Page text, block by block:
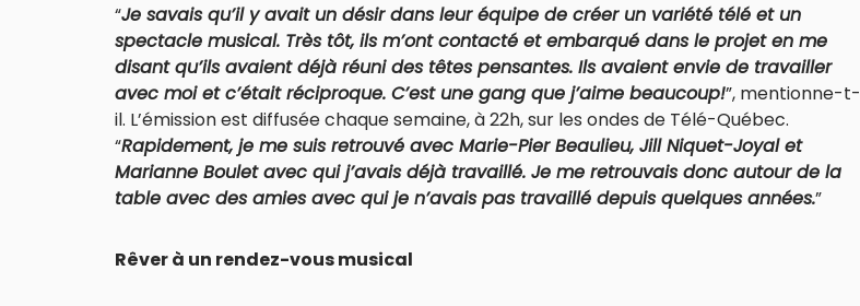
“Je savais qu’il y avait un désir dans leur équipe de créer un variété télé et un
spectacle musical. Très tôt, ils m’ont contacté et embarqué dans le projet en me
disant qu’ils avaient déjà réuni des têtes pensantes. Ils avaient envie de travailler
avec moi et c’était réciproque. C’est une gang que j’aime beaucoup!”, mentionne-t-
il. L’émission est diffusée chaque semaine, à 22h, sur les ondes de Télé-Québec.
“Rapidement, je me suis retrouvé avec Marie-Pier Beaulieu, Jill Niquet-Joyal et
Marianne Boulet avec qui j’avais déjà travaillé. Je me retrouvais donc autour de la
table avec des amies avec qui je n’avais pas travaillé depuis quelques années.”
Rêver à un rendez-vous musical